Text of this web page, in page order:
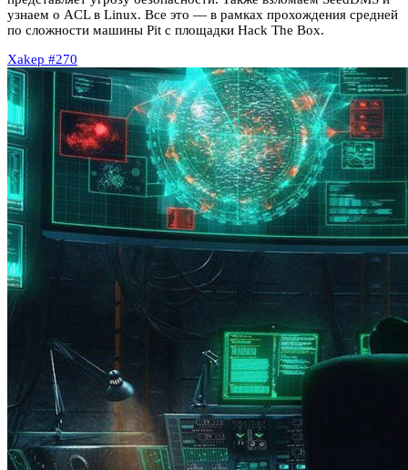
узнаем о ACL в Linux. Все это — в рамках прохождения средней
по сложности машины Pit с площадки Hack The Box.
Xakep #270